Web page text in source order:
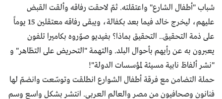
شباب "أطفال الشارع" واعتقلته. ثمّ لاحقت رفاقه وألقت القبض
عليهم، ليخرج خالد فيما بعد بكفالة، ويبقى رفاقه معتقلين 15 يوماً
على ذمة التحقيق.. التحقيق بماذا؟ بفيديو صوّروه بكاميرا تلفون
يعبرون به عن رأيهم بأحوال البلد. والتهمة "التحريض على التظاهر" و
"نشر ألفاظ نابية مسيئة لمؤسسات الدولة"!
حملة التضامن مع فرقة أطفال الشوارع انطلقت وتوسّعت وانضمّ لها
فنانون وصحافيون من مصر والعالم العربي. انتشر بشكل واسع وسم